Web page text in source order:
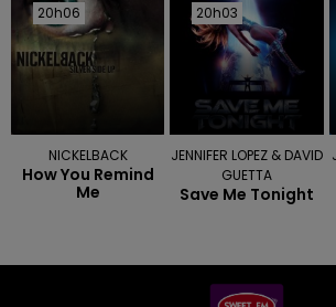
20h06
20h06
NICKELBACK
How You Remind
Me
20h03
20h03
JENNIFER LOPEZ & DAVID
GUETTA
Save Me Tonight